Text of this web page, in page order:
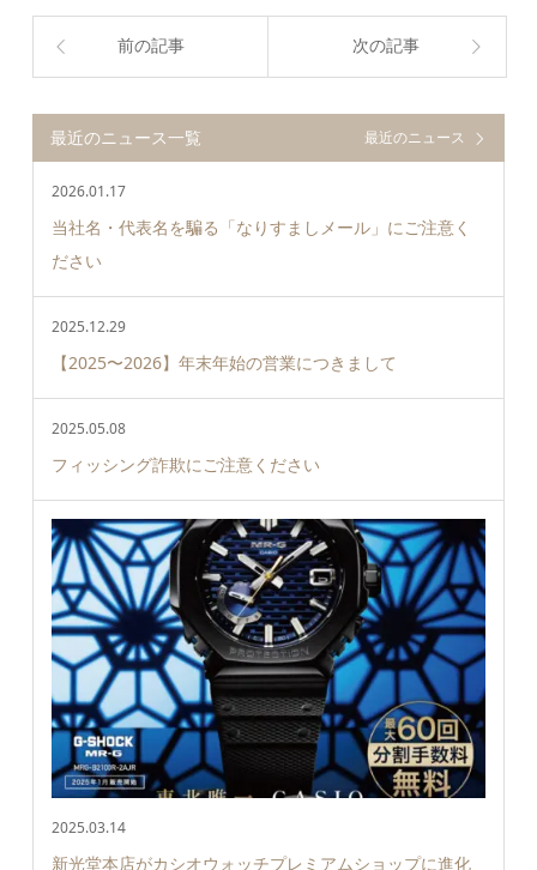
前の記事 次の記事
最近のニュース一覧 最近のニュース
2026.01.17
当社名・代表名を騙る「なりすましメール」にご注意く
ださい
2025.12.29
【2025〜2026】年末年始の営業につきまして
2025.05.08
フィッシング詐欺にご注意ください
2025.03.14
新光堂本店がカシオウォッチプレミアムショップに進化